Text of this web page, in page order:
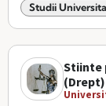
Studii
Stiinte